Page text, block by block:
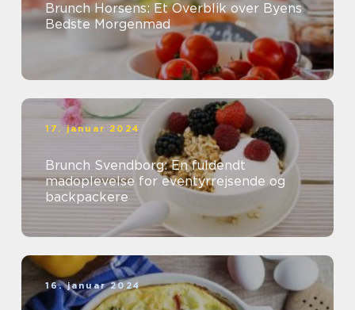
Brunch Horsens: Et Overblik over Byens
Bedste Morgenmad
17. januar 2024
Brunch Svendborg: En fuldendt
madoplevelse for eventyrrejsende og
backpackere
16. januar 2024